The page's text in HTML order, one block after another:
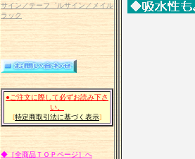
サイン／テーフ゛ルサイン／メイル
ラック
●ご注文に際して必ずお読み下さ
い。
[特定商取引法に基づく表示]
◆［全商品ＴＯＰページ］へ